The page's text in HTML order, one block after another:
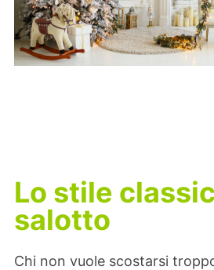
Lo stile
salotto
Chi non vuole scostarsi